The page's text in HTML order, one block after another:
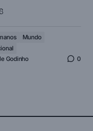
Mundo
Godinho 0